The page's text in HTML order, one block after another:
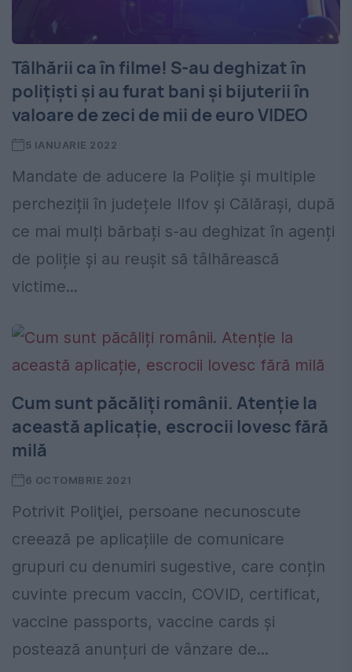
Tâlhării ca în filme! S-au deghizat în
polițiști și au furat bani și bijuterii în
valoare de zeci de mii de euro VIDEO
5 IANUARIE 2022
Mandate de aducere la Poliție și multiple
percheziții în județele Ilfov și Călărași, după
ce mai mulți bărbați s-au deghizat în agenți
de poliție și au reușit să tâlhărească
victime...
Cum sunt păcăliți românii. Atenție la
această aplicație, escrocii lovesc fără
milă
6 OCTOMBRIE 2021
Potrivit Poliţiei, persoane necunoscute
creează pe aplicațiile de comunicare
grupuri cu denumiri sugestive, care conțin
cuvinte precum vaccin, COVID, certificat,
vaccine passports, vaccine cards și
postează anunțuri de vânzare de...